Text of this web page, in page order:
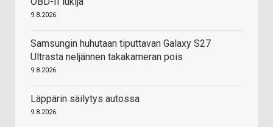
9.8.2026
Samsungin huhutaan tiputtavan Galaxy S27
Ultrasta neljännen takakameran pois
9.8.2026
Läppärin säilytys autossa
9.8.2026